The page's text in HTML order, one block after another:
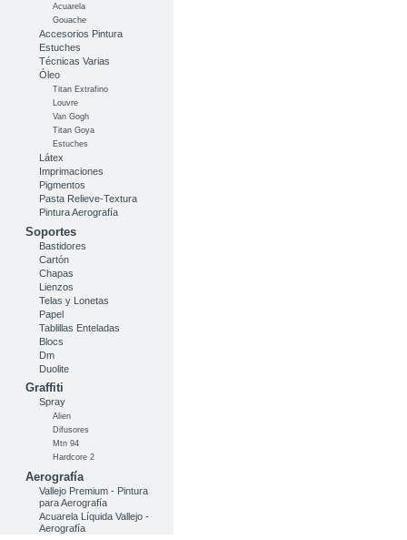
Acuarela
Gouache
Accesorios Pintura
Estuches
Técnicas Varias
Óleo
Titan Extrafino
Louvre
Van Gogh
Titan Goya
Estuches
Látex
Imprimaciones
Pigmentos
Pasta Relieve-Textura
Pintura Aerografía
Soportes
Bastidores
Cartón
Chapas
Lienzos
Telas y Lonetas
Papel
Tablillas Enteladas
Blocs
Dm
Duolite
Graffiti
Spray
Alien
Difusores
Mtn 94
Hardcore 2
Aerografía
Vallejo Premium - Pintura
para Aerografía
Acuarela Líquida Vallejo -
Aerografía